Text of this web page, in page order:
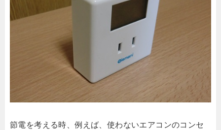
節電を考える時、例えば、使わないエアコンのコンセ